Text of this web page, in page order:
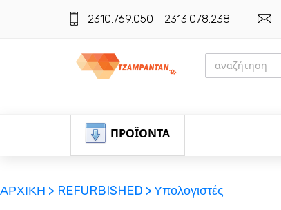
2310.769.050 - 2313.078.238
ΠΡΟΪΟΝΤΑ
ΑΡΧΙΚΗ > REFURBISHED >Υπολογιστές